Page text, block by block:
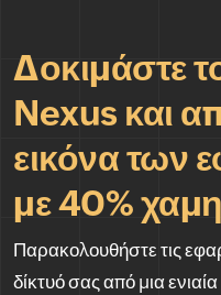
Δοκιμάστε
Nexus και
εικόνα των
με 40%
Παρακολουθήστε τις
δίκτυό σας από μια